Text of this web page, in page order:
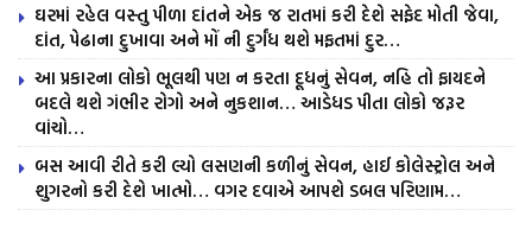
ઘરમાં રહેલ વસ્તુ પીળા દાંતને એક જ રાતમાં કરી દેશે સફેદ મોતી જેવા,
દાંત, પેઢાના દુખાવા અને મોં ની દુર્ગંધ થશે મફતમાં દુર…
આ પ્રકારના લોકો ભૂલથી પણ ન કરતા દૂધનું સેવન, નહિ તો ફાયદને
બદલે થશે ગંભીર રોગો અને નુકશાન… આડેધડ પીતા લોકો જરૂર
વાંચો…
બસ આવી રીતે કરી લ્યો લસણની કળીનું સેવન, હાઈ કોલેસ્ટ્રોલ અને
શુગરનો કરી દેશે ખાત્મો… વગર દવાએ આપશે ડબલ પરિણામ…